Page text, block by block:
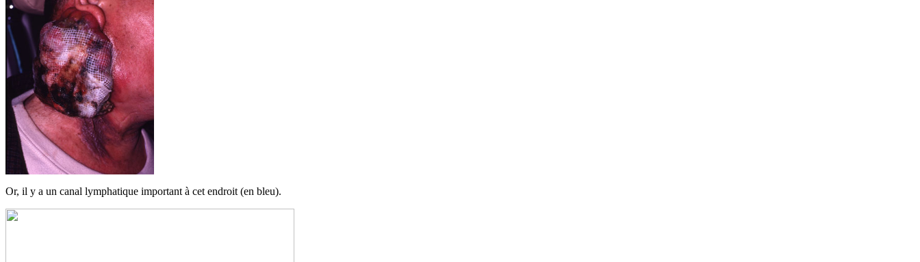
Or, il y a un canal lymphatique important à cet endroit (en bleu).